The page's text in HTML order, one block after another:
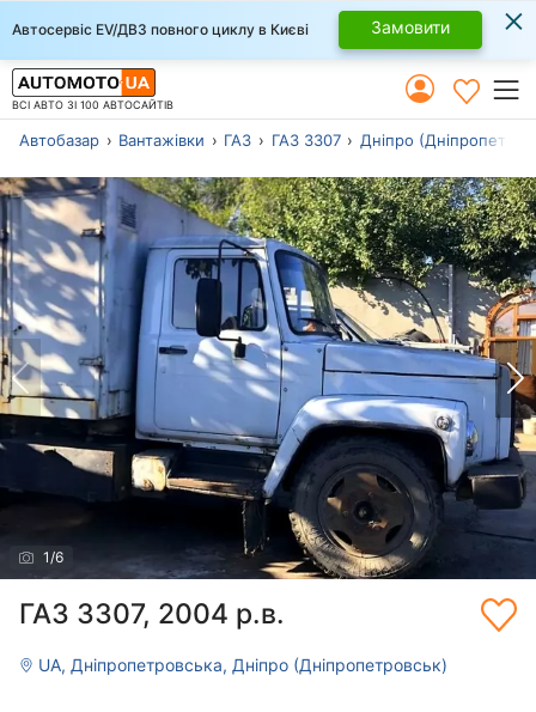
Автосервіс EV/ДВЗ повного циклу в Києві Замовити ×
ВСІ АВТО ЗІ 100 АВТОСАЙТІВ
Автобазар Вантажівки ГАЗ ГАЗ 3307 Дніпро
1 /6
ГАЗ 3307, 2004 р.в.
UA, Дніпропетровська, Дніпро (Дніпропетровськ)